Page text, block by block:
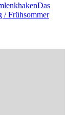
Das
/ Frühsommer